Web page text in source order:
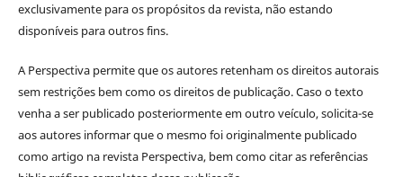
exclusivamente para os propósitos da revista, não estando
disponíveis para outros fins.
A Perspectiva permite que os autores retenham os direitos autorais
sem restrições bem como os direitos de publicação. Caso o texto
venha a ser publicado posteriormente em outro veículo, solicita-se
aos autores informar que o mesmo foi originalmente publicado
como artigo na revista Perspectiva, bem como citar as referências